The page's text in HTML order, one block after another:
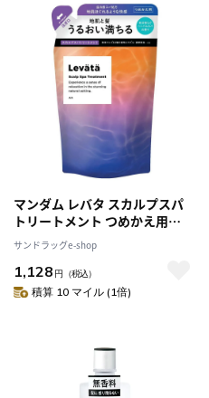
マンダム レバタ スカルプスパ
トリートメント つめかえ用
300g
サンドラッグe-shop
1,128 円 （税込）
積算 10 マイル (1倍)